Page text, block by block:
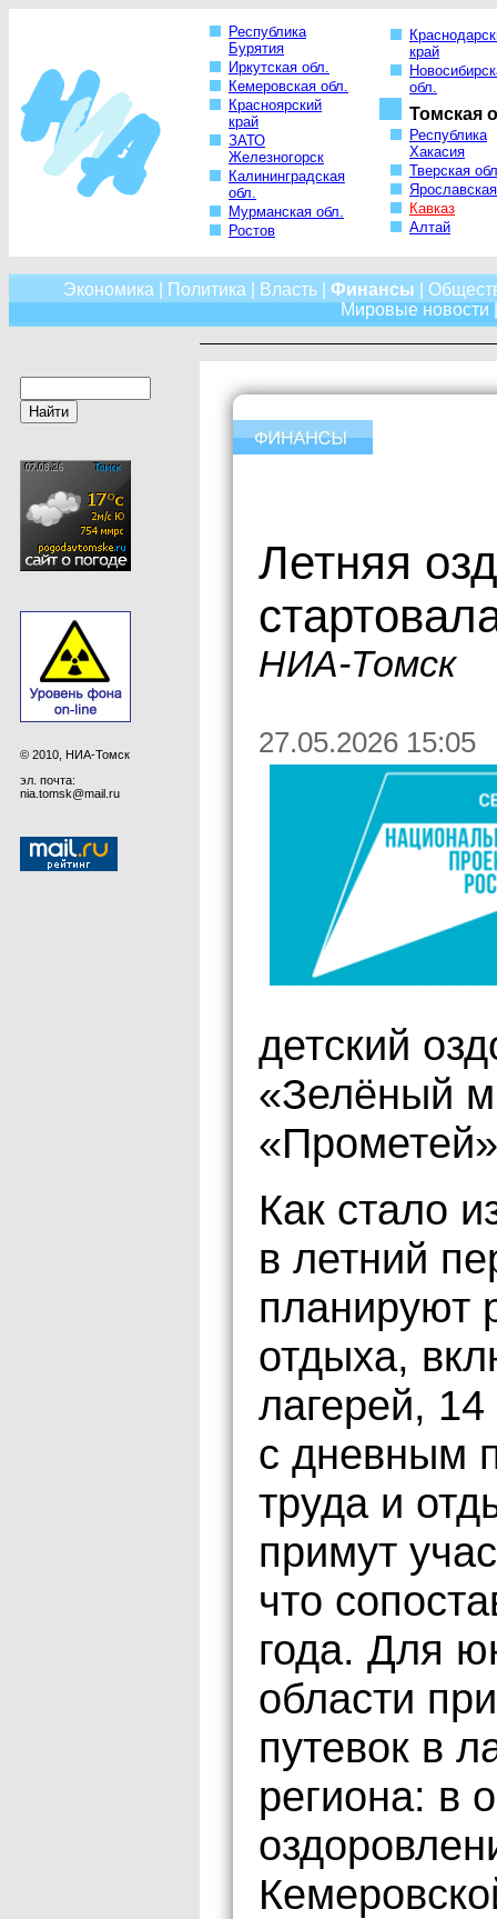
Республика
Бурятия
Иркутская обл.
Кемеровская обл.
Красноярский
край
ЗАТО
Железногорск
Калининградская
обл.
Мурманская обл.
Ростов
край
обл.
Томская
Республика
Хакасия
Тверская
Кавказ
Алтай
Экономика Политика Власть| Финансы
Мировые новости
© 2010, НИА-Томск
эл. почта:
nia.tomsk@mail.ru
Летняя
НИА-Томск
27.05.2026 15:05
детский
«Зелёный
Как стало
в летний
планируют
отдыха,
лагерей,
с дневным
труда и
примут
что
года. Для
области
путевок в
региона: в